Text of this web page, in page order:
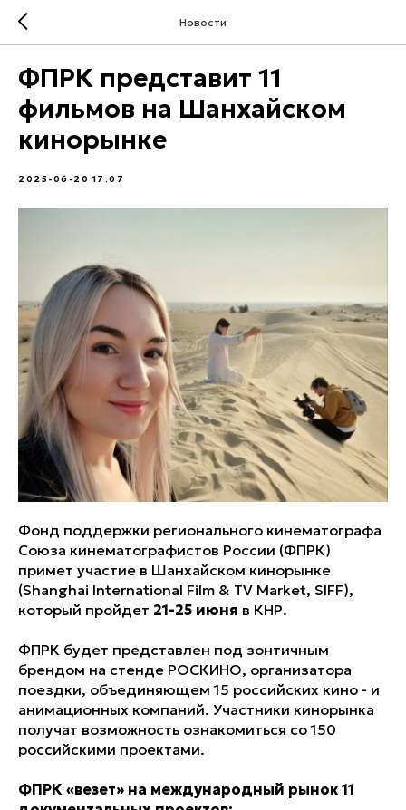
Новости
ФПРК представит 11
фильмов на Шанхайском
кинорынке
2025-06-20 17:07
Фонд поддержки регионального кинематографа
Союза кинематографистов России (ФПРК)
примет участие в Шанхайском кинорынке
(Shanghai International Film & TV Market, SIFF),
который пройдет 21-25 июня в КНР.
ФПРК будет представлен под зонтичным
брендом на стенде РОСКИНО, организатора
поездки, объединяющем 15 российских кино - и
анимационных компаний. Участники кинорынка
получат возможность ознакомиться со 150
российскими проектами.
ФПРК «везет» на международный рынок 11